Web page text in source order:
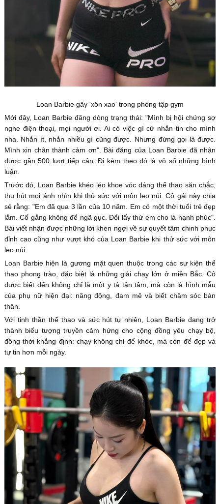
Loan Barbie gây 'xôn xao' trong phòng tập gym
Mới đây, Loan Barbie đăng dòng trạng thái: "Mình bị hội chứng sợ
nghe điện thoại, mọi người ơi. Ai có việc gì cứ nhắn tin cho mình
nha. Nhắn ít, nhắn nhiều gì cũng được. Nhưng đừng gọi là được.
Mình xin chân thành cảm ơn". Bài đăng của Loan Barbie đã nhận
được gần 500 lượt tiếp cận. Đi kèm theo đó là vô số những bình
luận.
Trước đó, Loan Barbie khéo léo khoe vóc dáng thể thao săn chắc,
thu hút mọi ánh nhìn khi thử sức với môn leo núi. Cô gái này chia
sẻ rằng: "Em đã qua 3 lần của 10 năm. Em có một thời tuổi trẻ đẹp
lắm. Cố gắng không để ngã gục. Đổi lấy thứ em cho là hạnh phúc".
Bài viết nhận được những lời khen ngợi về sự quyết tâm chinh phục
đỉnh cao cũng như vượt khó của Loan Barbie khi thử sức với môn
leo núi.
Loan Barbie hiện là gương mặt quen thuộc trong các sự kiện thể
thao phong trào, đặc biệt là những giải chạy lớn ở miền Bắc. Cô
được biết đến không chỉ là một y tá tận tâm, mà còn là hình mẫu
của phụ nữ hiện đại: năng động, đam mê và biết chăm sóc bản
thân.
Với tinh thần thể thao và sức hút tự nhiên, Loan Barbie đang trở
thành biểu tượng truyền cảm hứng cho cộng đồng yêu chạy bộ,
đồng thời khẳng định: chạy không chỉ để khỏe, mà còn để đẹp và
tự tin hơn mỗi ngày.